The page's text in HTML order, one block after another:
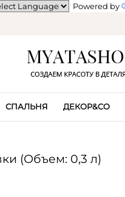
Powered by
СПАЛЬНЯ ДЕКОР&CO
(Объем: 0,3 л)